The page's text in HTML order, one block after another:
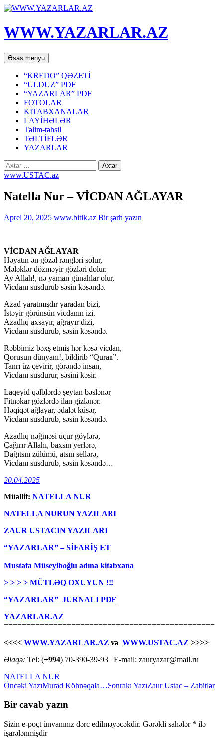
WWW.YAZARLAR.AZ
Axtar
Əsas menyu Mühtəviyyata
keç
“KREDO” QƏZETİ
“ULDUZ” PDF
“YAZARLAR” PDF
FOTOLAR
KİTABXANALAR
LAYİHƏLƏR
Təlim-təhsil
TƏLTİFLƏR
YAZARLAR
Axtarış:
www.USTAC.az
Natella Nur – VİCDAN AĞLAYAR
Aprel 20, 2025 www.bitik.az Bir şərh yazın
VİCDAN AĞLAYAR
Həyatın ən gözəl rəngləri solur,
Mələklər dözməyir gözləri dolur.
Ay Allah!, nə yaman günahlar olur,
Vicdanı susdurub səsin kəsəndə.
Azad yaratmışdır yaradan bizi,
İstəyir görünsün vicdanın izi.
Azadlıq axsayır, ağrayır dizi,
Vicdanı susdurub, səsin kəsəndə.
Rəbbimiz bəxş etmiş hər kəsə vicdan,
Qorusun dünyanı!, bildirib “Quran”.
Tanrı üz çevirir, görəndə insan,
Vicdanı susdurur, səsini kəsir.
Laqeyid qəlblərdə şeytan bəslənər,
Fitnəkar gözlərdə ilan gizlənər.
Həqiqət ağlayar, ədalət küsər,
Vicdanı susdurub, səsin kəsəndə.
Azadlıq nəğməsi uçur göylərə,
Çağırır Allahı, baxsın yerlərə,
Dağıtsın zülümü, atsın sellərə,
Vicdanı susdurub, səsin kəsəndə…
20.04.2025
Müəllif: NATELLA NUR
NATELLA NURUN YAZILARI
ZAUR USTACIN YAZILARI
“YAZARLAR” – SİFARİŞ ET
Mustafa Müseyiboğlu adına kitabxana
> > > > MÜTLƏQ OXUYUN !!!
“YAZARLAR” JURNALI PDF
YAZARLAR.AZ
===============================================
<<<< WWW.YAZARLAR.AZ və WWW.USTAC.AZ >>>>
Əlaqə: Tel: (+994) 70-390-39-93 E-mail: zauryazar@mail.ru
NATELLA NUR
Yazılar
üzrə
naviqasiya
Öncəki YazıMurad Köhnəqala…Sonrakı YazıZaur Ustac – Zabitlər
Bir cavab yazın
Sizin e-poçt ünvanınız dərc edilməyəcəkdir. Gərəkli sahələr * ilə
işarələnmişdir